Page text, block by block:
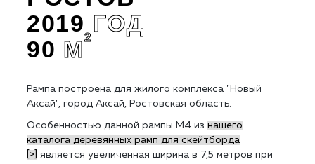
2019 ГОД
90 М2
Рампа построена для жилого комплекса "Новый
Аксай", город Аксай, Ростовская область.
Особенностью данной рампы M4 из нашего
каталога деревянных рамп для скейтборда
[>] является увеличенная ширина в 7,5 метров при